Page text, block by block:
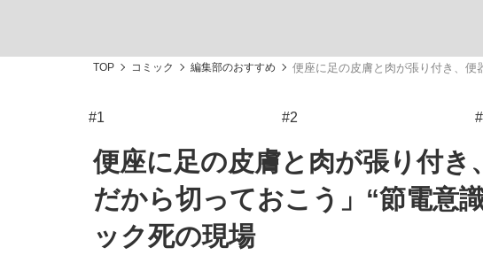
TOP コミック 編集部のおすすめ 便座に足の皮膚と肉が張り付き、
#1 #2
便座に足の皮膚と肉が張り付
だから切っておこう」“節電意
ック死の現場